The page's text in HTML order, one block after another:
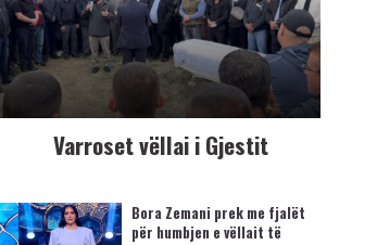
Varroset vëllai i Gjestit
Bora Zemani prek me fjalët
për humbjen e vëllait të